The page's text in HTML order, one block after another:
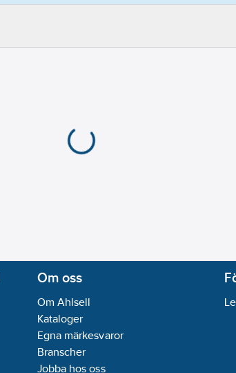
Om oss
Om Ahlsell
Kataloger
Egna märkesvaror
Branscher
Jobba hos oss